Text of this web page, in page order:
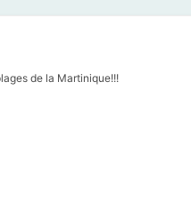
de la Martinique!!!